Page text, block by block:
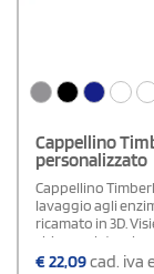
Cappellino
personalizzato
Cappellino
lavaggio agli
ricamato in 3D.
chiusura laterale a
€22,09cad. iva